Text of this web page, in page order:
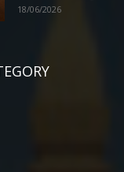
18/06/2026